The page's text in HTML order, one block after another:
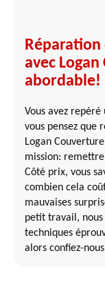
avec
abordable!
Vous avez
vous pensez que
Logan
mission:
Côté prix, vous
combien cela
mauvaises
petit travail,
techniques
alors confiez-